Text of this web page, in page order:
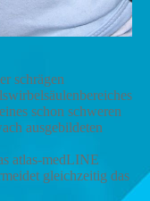
schrägen
schon schweren
ausgebildeten
atlas-medLINE
gleichzeitig das